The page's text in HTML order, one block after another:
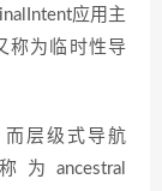
应用主
称为临时性导
层级式导航
为ancestral